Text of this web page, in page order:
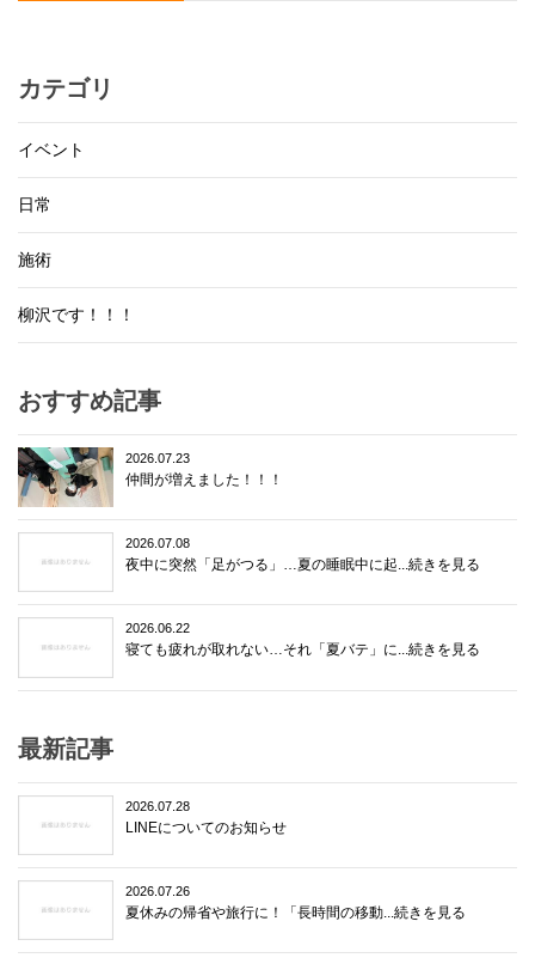
カテゴリ
イベント
日常
施術
柳沢です！！！
おすすめ記事
2026.07.23
仲間が増えました！！！
2026.07.08
夜中に突然「足がつる」…夏の睡眠中に起...続きを見る
2026.06.22
寝ても疲れが取れない…それ「夏バテ」に...続きを見る
最新記事
2026.07.28
LINEについてのお知らせ
2026.07.26
夏休みの帰省や旅行に！「長時間の移動...続きを見る